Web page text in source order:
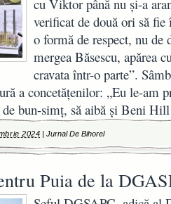
cu Viktor până nu și-a
verificat de două ori să
o formă de respect, nu de
mergea Băsescu, apărea
cravata într-o parte”.
a concetățenilor: „Eu le-am
bun-simț, să aibă și Beni
2024 |Jurnal De Bihorel
Puia de la